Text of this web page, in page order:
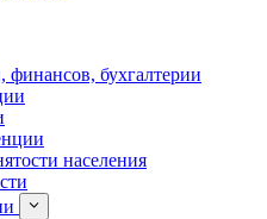
бухгалтерии
населения